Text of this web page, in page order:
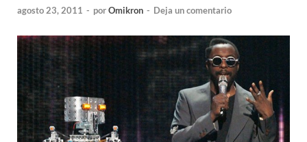
agosto 23, 2011 - porOmikron - Deja un comentario